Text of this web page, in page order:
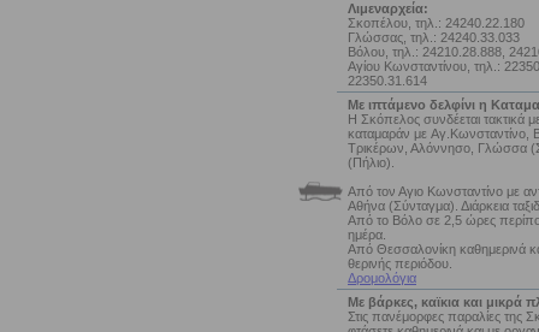
Λιμεναρχεία:
Σκοπέλου, τηλ.: 24240.22.180
Γλώσσας, τηλ.: 24240.33.033
Βόλου, τηλ.: 24210.28.888,
Αγίου Κωνσταντίνου, τηλ.:
22350.31.614
Με ιπτάμενο δελφίνι η
Η Σκόπελος συνδέεται τακτικά
καταμαράν με Aγ.Κωνσταντίνο,
Τρικέρων, Αλόννησο, Γλώσσα
(Πήλιο).
Από τον Αγιο Κωνσταντίνο με
Αθήνα (Σύνταγμα). Διάρκεια
Από το Βόλο σε 2,5 ώρες
ημέρα.
Από Θεσσαλονίκη καθημερινά
θερινής περιόδου.
Δρομολόγια
Με βάρκες, καϊκια και μικρά
Στις πανέμορφες παραλίες της